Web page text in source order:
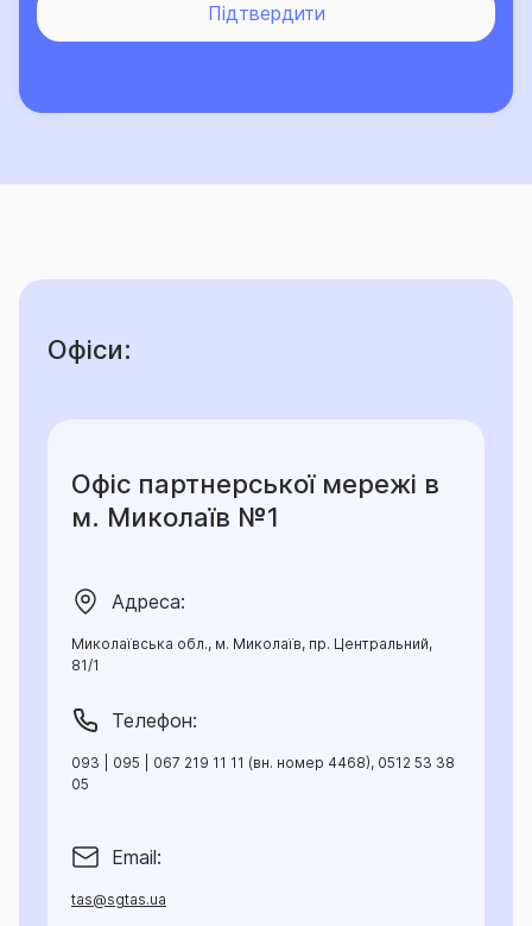
Підтвердити
Офіси:
Офіс партнерської мережі в
м. Миколаїв №1
Адреса:
Миколаївська обл., м. Миколаїв, пр. Центральний,
81/1
Телефон:
093 | 095 | 067 219 11 11 (вн. номер 4468), 0512 53 38
05
Email:
tas@sgtas.ua